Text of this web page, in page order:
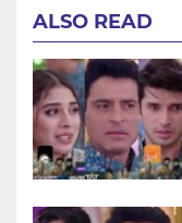
ALSO READ